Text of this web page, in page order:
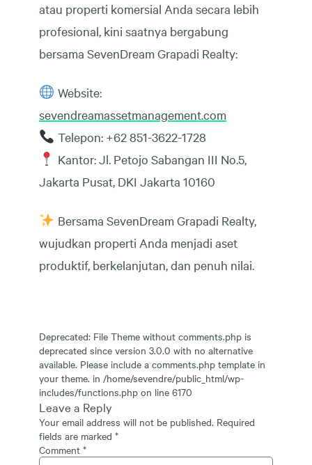
atau properti komersial Anda secara lebih
profesional, kini saatnya bergabung
bersama SevenDream Grapadi Realty:
Website:
sevendreamassetmanagement.com
Telepon: +62 851-3622-1728
Kantor: Jl. Petojo Sabangan III No.5,
Jakarta Pusat, DKI Jakarta 10160
Bersama SevenDream Grapadi Realty,
wujudkan properti Anda menjadi aset
produktif, berkelanjutan, dan penuh nilai.
Deprecated: File Theme without comments.php is
deprecated since version 3.0.0 with no alternative
available. Please include a comments.php template in
your theme. in /home/sevendre/public_html/wp-
includes/functions.php on line 6170
Leave a Reply
Your email address will not be published. Required
fields are marked *
Comment *